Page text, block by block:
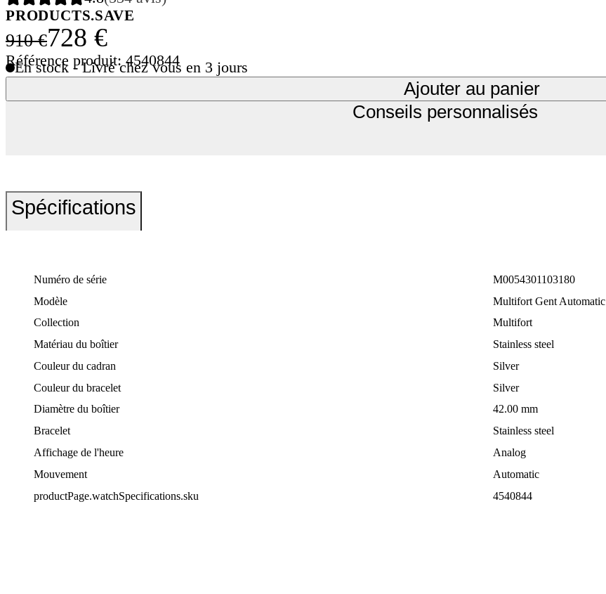
PRODUCTS.SAVE
910 €728 €
Référence produit: 4540844
En stock - Livré chez vous en 3 jours
Ajouter au panier
Conseils personnalisés
Spécifications
Numéro de série
M0054301103180
Modèle
Multifort Gent Automatic
Collection
Multifort
Matériau du boîtier
Stainless steel
Couleur du cadran
Silver
Couleur du bracelet
Silver
Diamètre du boîtier
42.00 mm
Bracelet
Stainless steel
Affichage de l'heure
Analog
Mouvement
Automatic
productPage.watchSpecifications.sku
4540844